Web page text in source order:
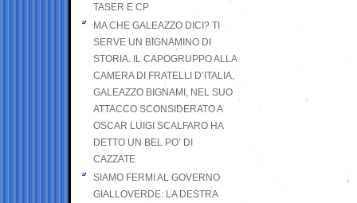
TASER E CP
MA CHE GALEAZZO DICI? TI
SERVE UN BIGNAMINO DI
STORIA. IL CAPOGRUPPO ALLA
CAMERA DI FRATELLI D’ITALIA,
GALEAZZO BIGNAMI, NEL SUO
ATTACCO SCONSIDERATO A
OSCAR LUIGI SCALFARO HA
DETTO UN BEL PO’ DI
CAZZATE
SIAMO FERMI AL GOVERNO
GIALLOVERDE: LA DESTRA